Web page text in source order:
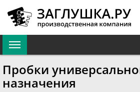
Пробки
назначения